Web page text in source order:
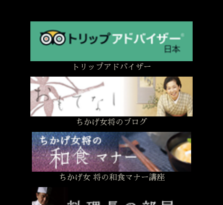
トリップアドバイザー
ちかげ女将のブログ
ちかげ女 将の和食マナー講座